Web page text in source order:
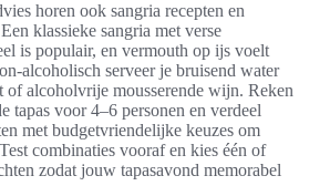
horen ook sangria recepten en
klassieke sangria met verse
is populair, en vermouth op ijs voelt
alcoholisch serveer je bruisend water
of alcoholvrije mousserende wijn. Reken
tapas voor 4–6 personen en verdeel
met budgetvriendelijke keuzes om
combinaties vooraf en kies één of
zodat jouw tapasavond memorabel